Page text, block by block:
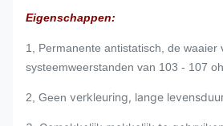
Eigenschappen:
1, Permanente antistatisch, de waaier
systeemweerstanden van 103 - 107
2, Geen verkleuring, lange